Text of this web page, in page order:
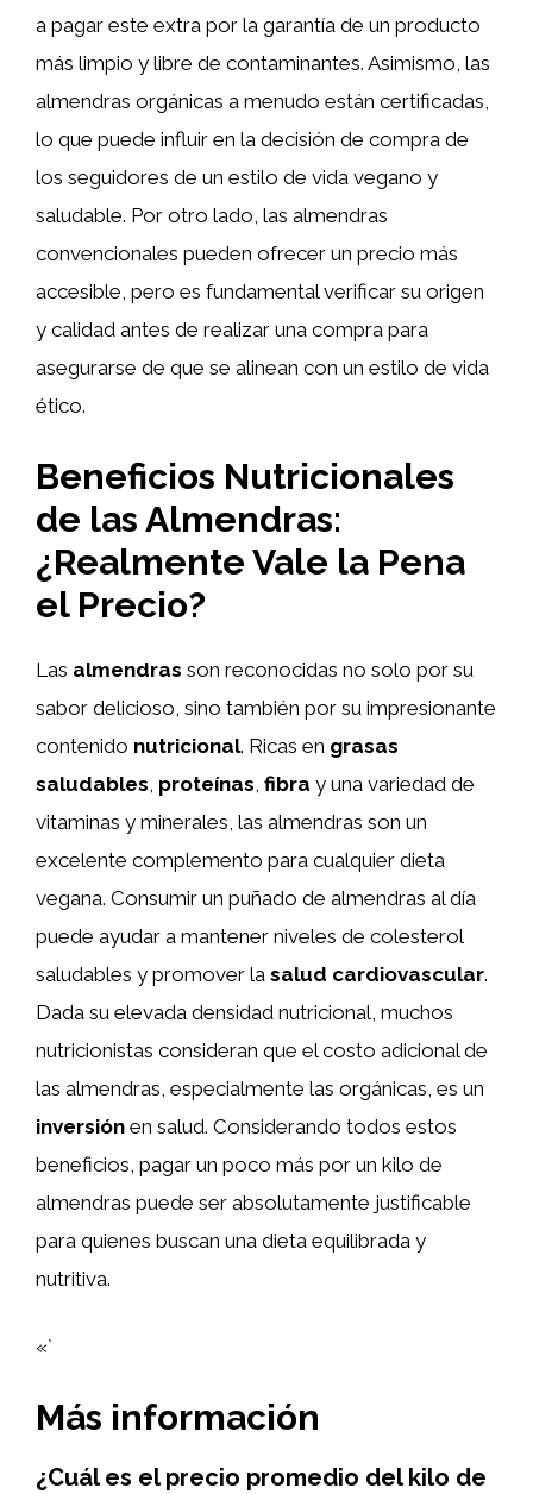
a pagar este extra por la garantía de un producto
más limpio y libre de contaminantes. Asimismo, las
almendras orgánicas a menudo están certificadas,
lo que puede influir en la decisión de compra de
los seguidores de un estilo de vida vegano y
saludable. Por otro lado, las almendras
convencionales pueden ofrecer un precio más
accesible, pero es fundamental verificar su origen
y calidad antes de realizar una compra para
asegurarse de que se alinean con un estilo de vida
ético.
Beneficios Nutricionales
de las Almendras:
¿Realmente Vale la Pena
el Precio?
Las almendras son reconocidas no solo por su
sabor delicioso, sino también por su impresionante
contenido nutricional. Ricas en grasas
saludables proteínas fibra y una variedad de
vitaminas y minerales, las almendras son un
excelente complemento para cualquier dieta
vegana. Consumir un puñado de almendras al día
puede ayudar a mantener niveles de colesterol
saludables y promover la salud cardiovascular.
Dada su elevada densidad nutricional, muchos
nutricionistas consideran que el costo adicional de
las almendras, especialmente las orgánicas, es un
inversión en salud. Considerando todos estos
beneficios, pagar un poco más por un kilo de
almendras puede ser absolutamente justificable
para quienes buscan una dieta equilibrada y
nutritiva.
«`
Más información
¿Cuál es el precio promedio del kilo de